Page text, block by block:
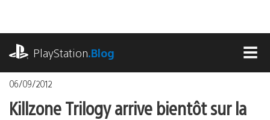
contenu
PlayStation.Blog
06/09/2012
Killzone Trilogy arrive bientôt sur la